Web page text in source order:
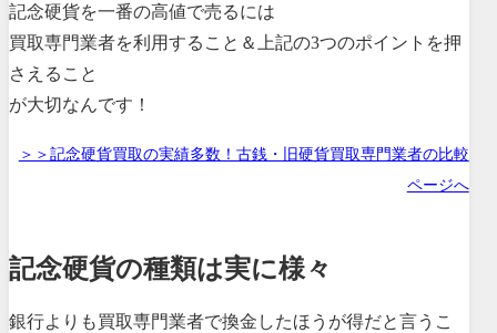
記念硬貨を一番の高値で売るには
買取専門業者を利用すること＆上記の3つのポイントを押
さえること
が大切なんです！
＞＞記念硬貨買取の実績多数！古銭・旧硬貨買取専門業者の比較
ページへ
記念硬貨の種類は実に様々
銀行よりも買取専門業者で換金したほうが得だと言うこ